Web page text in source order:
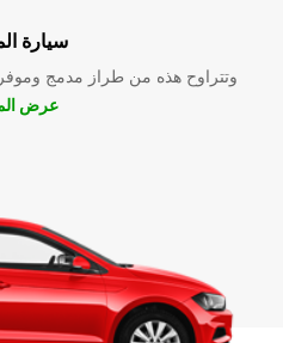
سيارة
وتتراوح هذه من طراز مدمج
عرض